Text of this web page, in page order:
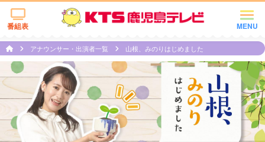
MENU
番組表
アナウンサー・出演者一覧 山根、みのりはじめました